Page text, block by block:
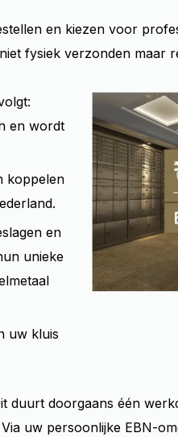
en kiezen voor
fysiek verzonden maar
en wordt
koppelen
en
unieke
uw kluis
duurt doorgaans één
uw persoonlijke EBN-